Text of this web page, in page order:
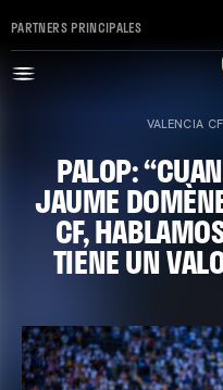
PARTNERS PRINCIPALES
VALENCIA CF
PALOP:
JAUME
CF,
TIENE UN